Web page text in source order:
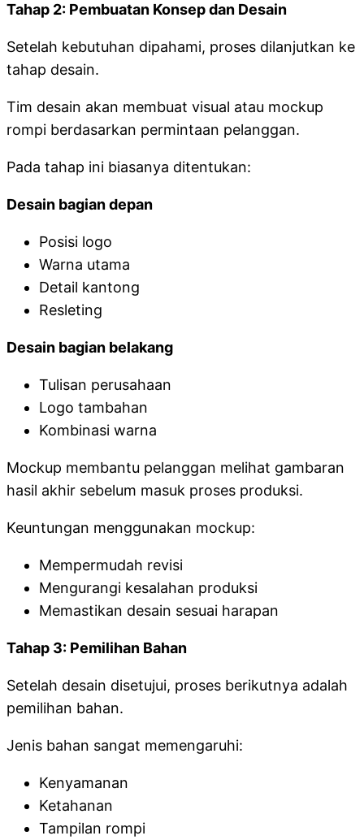
Tahap 2: Pembuatan Konsep dan Desain
Setelah kebutuhan dipahami, proses dilanjutkan ke
tahap desain.
Tim desain akan membuat visual atau mockup
rompi berdasarkan permintaan pelanggan.
Pada tahap ini biasanya ditentukan:
Desain bagian depan
Posisi logo
Warna utama
Detail kantong
Resleting
Desain bagian belakang
Tulisan perusahaan
Logo tambahan
Kombinasi warna
Mockup membantu pelanggan melihat gambaran
hasil akhir sebelum masuk proses produksi.
Keuntungan menggunakan mockup:
Mempermudah revisi
Mengurangi kesalahan produksi
Memastikan desain sesuai harapan
Tahap 3: Pemilihan Bahan
Setelah desain disetujui, proses berikutnya adalah
pemilihan bahan.
Jenis bahan sangat memengaruhi:
Kenyamanan
Ketahanan
Tampilan rompi